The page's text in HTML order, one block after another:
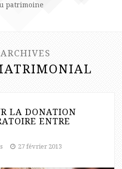
patrimoine
LA DONATION
ENTRE
27 février 2013